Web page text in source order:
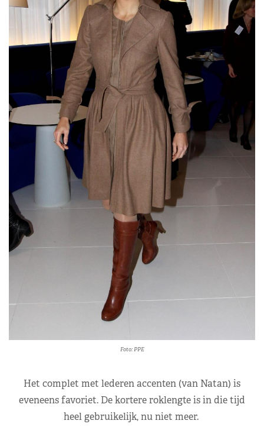
Foto: PPE
Het complet met lederen accenten (van Natan) is
eveneens favoriet. De kortere roklengte is in die tijd
heel gebruikelijk, nu niet meer.